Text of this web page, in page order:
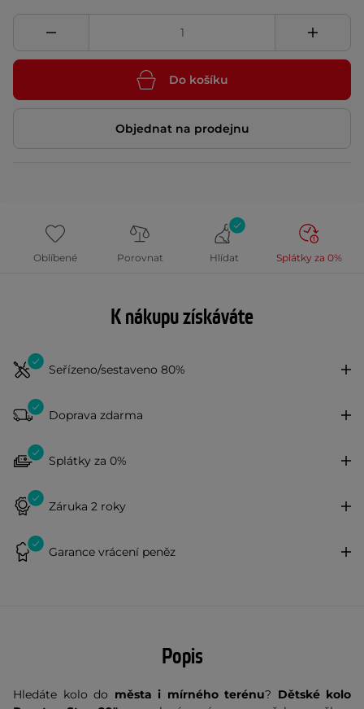
Do košíku
Objednat na prodejnu
Oblíbené Porovnat Hlídat Splátky za 0%
K nákupu získáváte
Seřízeno/sestaveno 80%
Doprava zdarma
Splátky za 0%
Záruka 2 roky
Garance vrácení peněz
Popis
Hledáte kolo do města i mírného terénu? Dětské kolo